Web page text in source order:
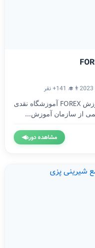
👨‍🎓 141+ نفر
📈 دوره آموزش FOREX آموزشگاه نقدی
از سازمان آموزش...
مشاهده دوره◀